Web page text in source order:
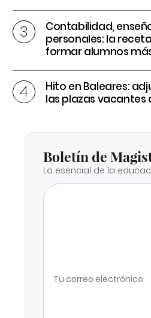
Contabilidad,
personales: la
formar alumnos
Hito en Baleares:
las plazas vacantes
Boletín de
Lo esencial de la